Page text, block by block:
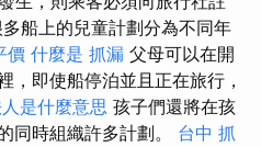
船上的兒童計劃分為不同年
價 什麼是 抓漏 父母可以在開
，即使船停泊並且正在旅行，
是什麼意思 孩子們還將在孩
同時組織許多計劃。 台中 抓